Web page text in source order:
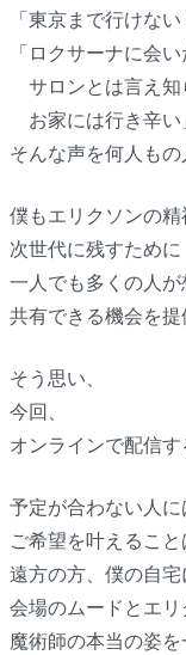
「東京まで行けない
「ロクサーナに会い
サロンとは言え知
お家には行き辛い
そんな声を何人もの
僕もエリクソンの精
次世代に残すために
一人でも多くの人が
共有できる機会を提
そう思い、
今回、
オンラインで配信す
予定が合わない人に
ご希望を叶えること
遠方の方、僕の自
会場のムードとエ
魔術師の本当の姿